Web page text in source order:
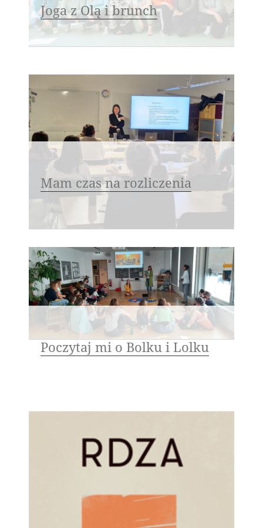
Joga z Olą i brunch
Mam czas na rozliczenia
Poczytaj mi o Bolku i Lolku